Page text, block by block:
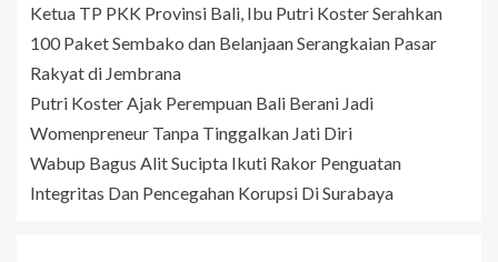
Ketua TP PKK Provinsi Bali, Ibu Putri Koster Serahkan
100 Paket Sembako dan Belanjaan Serangkaian Pasar
Rakyat di Jembrana
Putri Koster Ajak Perempuan Bali Berani Jadi
Womenpreneur Tanpa Tinggalkan Jati Diri
Wabup Bagus Alit Sucipta Ikuti Rakor Penguatan
Integritas Dan Pencegahan Korupsi Di Surabaya